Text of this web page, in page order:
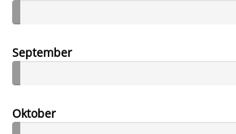
September
Oktober